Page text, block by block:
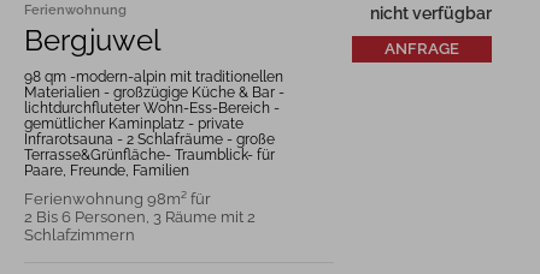
Ferienwohnung
Bergjuwel
98 qm -modern-alpin mit traditionellen
Materialien - großzügige Küche & Bar -
lichtdurchfluteter Wohn-Ess-Bereich -
gemütlicher Kaminplatz - private
Infrarotsauna - 2 Schlafräume - große
Terrasse&Grünfläche- Traumblick- für
Paare, Freunde, Familien
Ferienwohnung 98m² für
2 Bis 6 Personen, 3 Räume mit 2
Schlafzimmern
nicht verfügbar
ANFRAGE